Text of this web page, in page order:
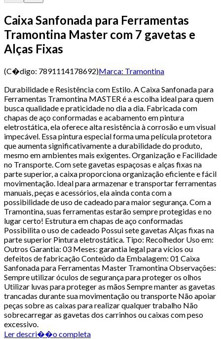
Caixa Sanfonada para Ferramentas
Tramontina Master com 7 gavetas e
Alças Fixas
(C�digo: 7891114178692)Marca: Tramontina
Durabilidade e Resistência com Estilo. A Caixa Sanfonada para
Ferramentas Tramontina MASTER é a escolha ideal para quem
busca qualidade e praticidade no dia a dia. Fabricada com
chapas de aço conformadas e acabamento em pintura
eletrostática, ela oferece alta resistência à corrosão e um visual
impecável. Essa pintura especial forma uma película protetora
que aumenta significativamente a durabilidade do produto,
mesmo em ambientes mais exigentes. Organização e Facilidade
no Transporte. Com sete gavetas espaçosas e alças fixas na
parte superior, a caixa proporciona organização eficiente e fácil
movimentação. Ideal para armazenar e transportar ferramentas
manuais, peças e acessórios, ela ainda conta com a
possibilidade de uso de cadeado para maior segurança. Com a
Tramontina, suas ferramentas estarão sempre protegidas e no
lugar certo! Estrutura em chapas de aço conformadas
Possibilita o uso de cadeado Possui sete gavetas Alças fixas na
parte superior Pintura eletrostática. Tipo: Recolhedor Uso em:
Outros Garantia: 03 Meses: garantia legal para vícios ou
defeitos de fabricação Conteúdo da Embalagem: 01 Caixa
Sanfonada para Ferramentas Master Tramontina Observações:
Sempre utilizar óculos de segurança para proteger os olhos
Utilizar luvas para proteger as mãos Sempre manter as gavetas
trancadas durante sua movimentação ou transporte Não apoiar
peças sobre as caixas para realizar qualquer trabalho Não
sobrecarregar as gavetas dos carrinhos ou caixas com peso
excessivo.
Ler descri��o completa